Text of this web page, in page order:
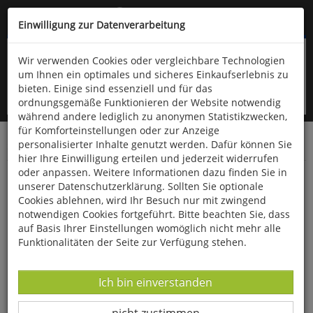
Kompletten Head der Seite überspringen
oder (06766) 9323-960
Startseite Bücher Aula-Verlag Ornithologie
Vogelschutz
Einwilligung zur Datenverarbeitung
Wir verwenden Cookies oder vergleichbare Technologien
um Ihnen ein optimales und sicheres Einkaufserlebnis zu
bieten. Einige sind essenziell und für das
ordnungsgemäße Funktionieren der Website notwendig
während andere lediglich zu anonymen Statistikzwecken,
für Komforteinstellungen oder zur Anzeige
personalisierter Inhalte genutzt werden. Dafür können Sie
hier Ihre Einwilligung erteilen und jederzeit widerrufen
oder anpassen. Weitere Informationen dazu finden Sie in
unserer Datenschutzerklärung. Sollten Sie optionale
Cookies ablehnen, wird Ihr Besuch nur mit zwingend
notwendigen Cookies fortgeführt. Bitte beachten Sie, dass
auf Basis Ihrer Einstellungen womöglich nicht mehr alle
Funktionalitäten der Seite zur Verfügung stehen.
Datenverarbeitung -
Ich bin einverstanden